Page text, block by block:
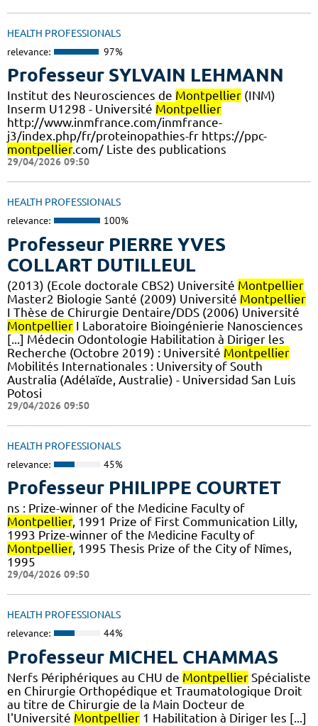
HEALTH PROFESSIONALS
relevance: 97%
Professeur SYLVAIN LEHMANN
Institut des Neurosciences de Montpellier (INM)
Inserm U1298 - Université Montpellier
http://www.inmfrance.com/inmfrance-
j3/index.php/fr/proteinopathies-fr https://ppc-
montpellier.com/ Liste des publications
29/04/2026 09:50
HEALTH PROFESSIONALS
relevance: 100%
Professeur PIERRE YVES
COLLART DUTILLEUL
(2013) (Ecole doctorale CBS2) Université Montpellier
Master2 Biologie Santé (2009) Université Montpellier
I Thèse de Chirurgie Dentaire/DDS (2006) Université
Montpellier I Laboratoire Bioingénierie Nanosciences
[...] Médecin Odontologie Habilitation à Diriger les
Recherche (Octobre 2019) : Université Montpellier
Mobilités Internationales : University of South
Australia (Adélaïde, Australie) - Universidad San Luis
Potosi
29/04/2026 09:50
HEALTH PROFESSIONALS
relevance: 45%
Professeur PHILIPPE COURTET
ns : Prize-winner of the Medicine Faculty of
Montpellier, 1991 Prize of First Communication Lilly,
1993 Prize-winner of the Medicine Faculty of
Montpellier, 1995 Thesis Prize of the City of Nîmes,
1995
29/04/2026 09:50
HEALTH PROFESSIONALS
relevance: 44%
Professeur MICHEL CHAMMAS
Nerfs Périphériques au CHU de Montpellier Spécialiste
en Chirurgie Orthopédique et Traumatologique Droit
au titre de Chirurgie de la Main Docteur de
l'Université Montpellier 1 Habilitation à Diriger les [...]